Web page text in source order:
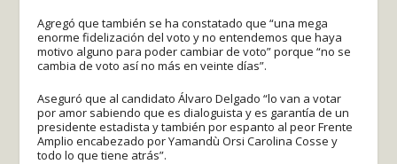
Agregó que también se ha constatado que “una mega
enorme fidelización del voto y no entendemos que haya
motivo alguno para poder cambiar de voto” porque “no se
cambia de voto así no más en veinte días”.
Aseguró que al candidato Álvaro Delgado “lo van a votar
por amor sabiendo que es dialoguista y es garantía de un
presidente estadista y también por espanto al peor Frente
Amplio encabezado por Yamandù Orsi Carolina Cosse y
todo lo que tiene atrás”.